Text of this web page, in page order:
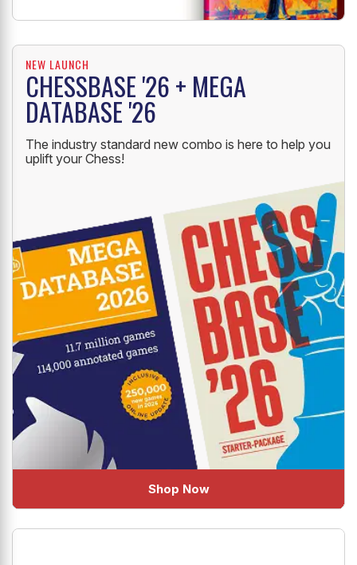
NEW LAUNCH
CHESSBASE '26 + MEGA
DATABASE '26
The industry standard new combo is here to help you
Shop Now